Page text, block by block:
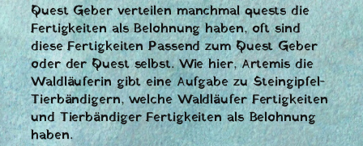
Quest Geber verteilen manchmal quests die
Fertigkeiten als Belohnung haben, oft sind
diese Fertigkeiten Passend zum Quest Geber
oder der Quest selbst. Wie hier, Artemis die
Waldläuferin gibt eine Aufgabe zu Steingipfel-
Tierbändigern, welche Waldläufer Fertigkeiten
und Tierbändiger Fertigkeiten als Belohnung
haben.